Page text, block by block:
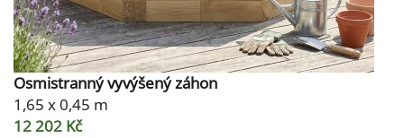
Osmistranný vyvýšený záhon
1,65 x 0,45 m
12 202 Kč